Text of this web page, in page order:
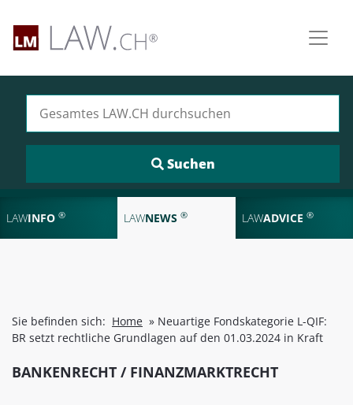
LAWINFO ® LAWNEWS ® LAWADVICE ®
Sie befinden sich: Home » Neuartige Fondskategorie L-QIF:
BR setzt rechtliche Grundlagen auf den 01.03.2024 in Kraft
BANKENRECHT / FINANZMARKTRECHT